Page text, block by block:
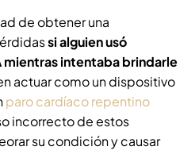
de obtener una
si alguien usó
mientras intentaba brindarle
actuar como un dispositivo
paro cardíaco repentino
incorrecto de estos
su condición y causar